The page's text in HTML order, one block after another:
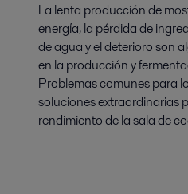
La lenta producción de
energía, la pérdida de
de agua y el deterioro son
en la producción y
Problemas comunes para
soluciones extraordinarias
rendimiento de la sala de